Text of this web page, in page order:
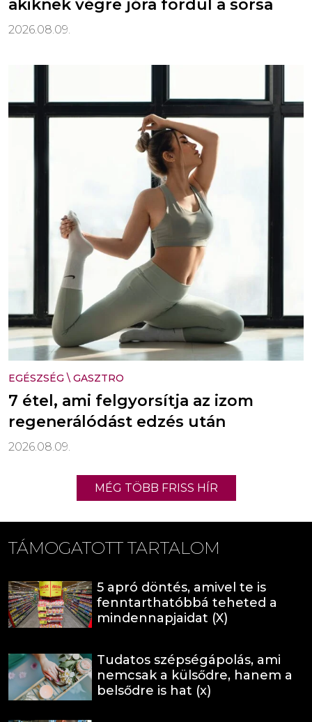
akiknek végre jóra fordul a sorsa
2026.08.09.
EGÉSZSÉG \ GASZTRO
7 étel, ami felgyorsítja az izom
regenerálódást edzés után
2026.08.09.
MÉG TÖBB FRISS HÍR
TÁMOGATOTT TARTALOM
5 apró döntés, amivel te is
fenntarthatóbbá teheted a
mindennapjaidat (X)
Tudatos szépségápolás, ami
nemcsak a külsődre, hanem a
belsődre is hat (x)